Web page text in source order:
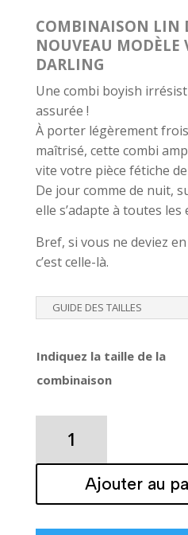
COMBINAISON LIN
NOUVEAU MODÈLE
DARLING
Une combi boyish
assurée !
À porter légèrement
maîtrisé, cette combi
vite votre pièce fétiche de
De jour comme de nuit,
elle s’adapte à toutes les
Bref, si vous ne deviez
c’est celle-là.
GUIDE DES TAILLES
Indiquez la taille de la
combinaison
COMBINAISON
DARLING
EN
Ajouter au